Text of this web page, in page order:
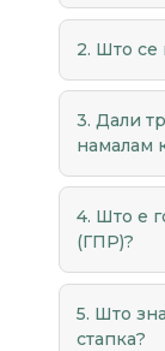
2. Што се
3. Дали
намалам
4. Што е
(ГПР)?
5. Што
стапка?